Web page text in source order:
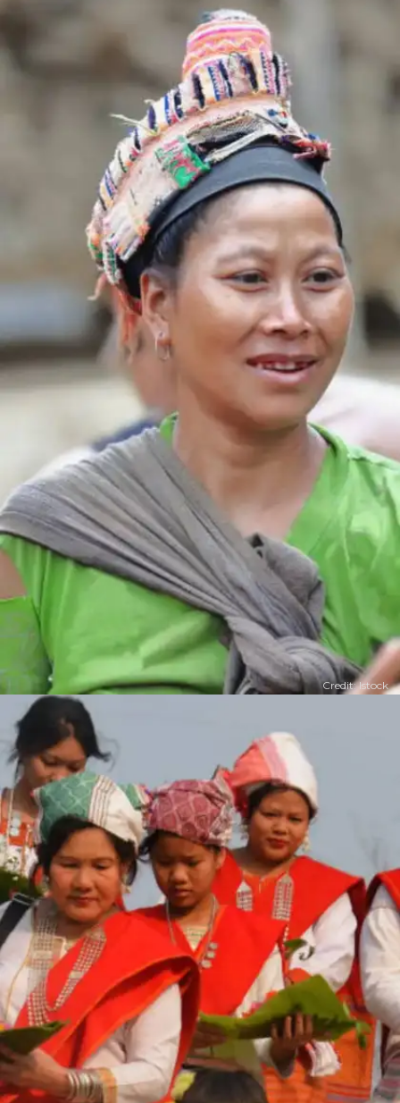
​​​दूल्हे को छोड़ना पड़ता है घर​​
एक रिपोर्ट के अनुसार खासी जनजाति में पुरुष जब घर की किसी
सबसे छोटी बेटी से विवाह करता है तो दुल्हन को नहीं बल्कि दूल्हे को
घर छोड़ना पड़ता है।
Credit: Istock